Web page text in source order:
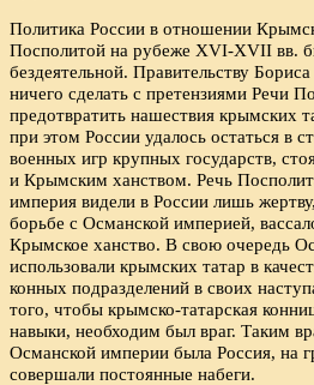
Политика России в отношении
Посполитой на рубеже XVI-XVII вв.
бездеятельной. Правительству
ничего сделать с претензиями Речи
предотвратить нашествия крымских
при этом России удалось остаться в
военных игр крупных государств,
и Крымским ханством. Речь
империя видели в России лишь
борьбе с Османской империей,
Крымское ханство. В свою очередь
использовали крымских татар в
конных подразделений в своих
того, чтобы крымско-татарская
навыки, необходим был враг. Таким
Османской империи была Россия, на
совершали постоянные набеги.